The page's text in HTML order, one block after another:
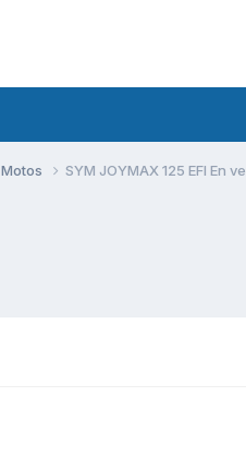
Motos SYM JOYMAX 125 EFI En